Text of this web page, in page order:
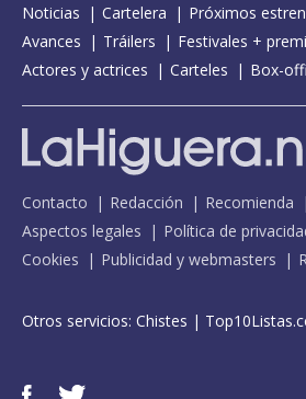
Noticias Cartelera Próximos
Avances
Tráilers
Festivales +
Actores y actrices
Carteles Box-
Contacto Redacción Recomienda
Aspectos legales
Política de
Cookies
Publicidad y webmasters
Otros servicios: Chistes |